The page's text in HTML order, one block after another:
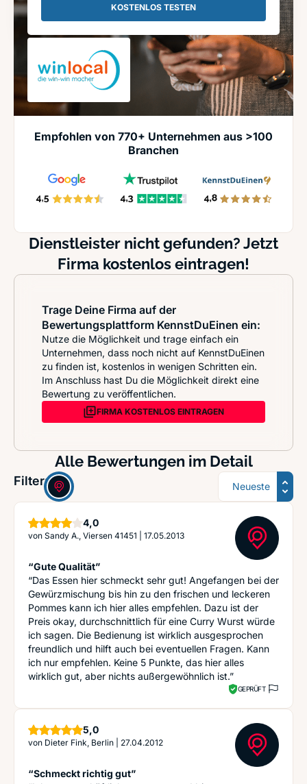
KOSTENLOS TESTEN
Empfohlen von 770+ Unternehmen aus >100
Branchen
Dienstleister nicht gefunden? Jetzt
Firma kostenlos eintragen!
Trage Deine Firma auf der
Bewertungsplattform KennstDuEinen ein:
Nutze die Möglichkeit und trage einfach ein
Unternehmen, dass noch nicht auf KennstDuEinen
zu finden ist, kostenlos in wenigen Schritten ein.
Im Anschluss hast Du die Möglichkeit direkt eine
Bewertung zu veröffentlichen.
FIRMA KOSTENLOS EINTRAGEN
Alle Bewertungen im Detail
Filter: Sortierung
4,0Sterne
von Sandy A., Viersen 41451 17.05.2013
“Gute Qualität”
“Das Essen hier schmeckt sehr gut! Angefangen bei der
Gewürzmischung bis hin zu den frischen und leckeren
Pommes kann ich hier alles empfehlen. Dazu ist der
Preis okay, durchschnittlich für eine Curry Wurst würde
ich sagen. Die Bedienung ist wirklich ausgesprochen
freundlich und hilft auch bei eventuellen Fragen. Kann
ich nur empfehlen. Keine 5 Punkte, das hier alles
wirklich gut, aber nichts außergewöhnlich ist.”
GEPRÜFT
5,0Sterne
von Dieter Fink, Berlin 27.04.2012
“Schmeckt richtig gut”